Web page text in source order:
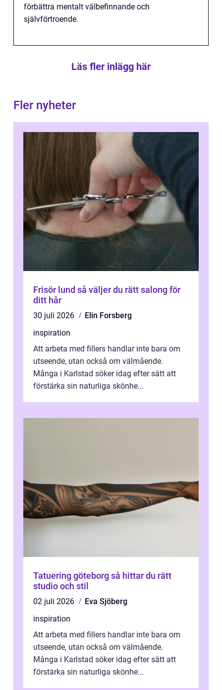
förbättra mentalt välbefinnande och
självförtroende.
Läs fler inlägg här
Fler nyheter
Frisör lund så väljer du rätt salong för
ditt hår
30 juli 2026
Elin Forsberg
inspiration
Att arbeta med fillers handlar inte bara om
utseende, utan också om välmående.
Många i Karlstad söker idag efter sätt att
förstärka sin naturliga skönhe...
Tatuering göteborg så hittar du rätt
studio och stil
02 juli 2026
Eva Sjöberg
inspiration
Att arbeta med fillers handlar inte bara om
utseende, utan också om välmående.
Många i Karlstad söker idag efter sätt att
förstärka sin naturliga skönhe...